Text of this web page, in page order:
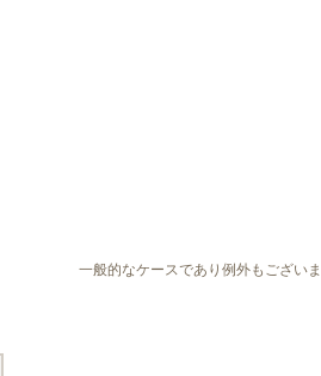
一般的なケースであり例外もございま